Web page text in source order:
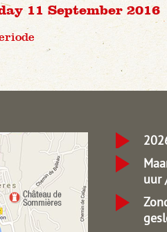
11 September 2016
uur